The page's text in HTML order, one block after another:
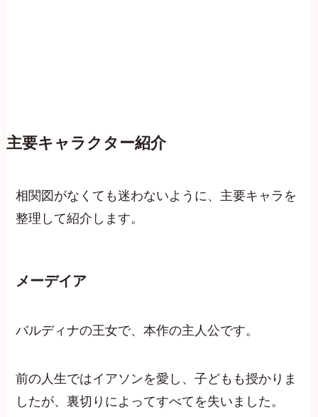
主要キャラクター紹介
相関図がなくても迷わないように、主要キャラを
整理して紹介します。
メーデイア
バルディナの王女で、本作の主人公です。
前の人生ではイアソンを愛し、子どもも授かりま
したが、裏切りによってすべてを失いました。